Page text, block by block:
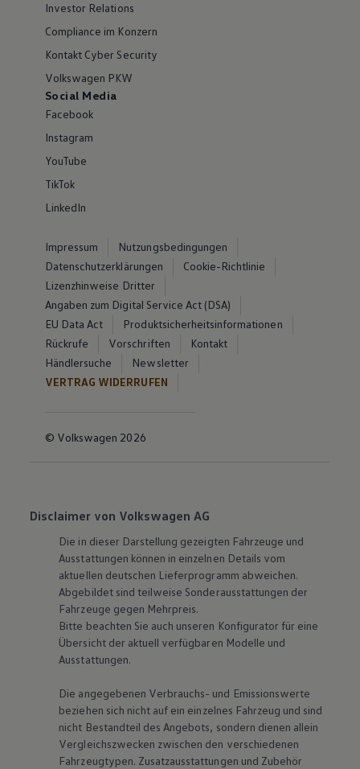
Investor Relations
Compliance im Konzern
Kontakt Cyber Security
Volkswagen PKW
Social Media
Facebook
Instagram
YouTube
TikTok
LinkedIn
Impressum
Nutzungsbedingungen
Datenschutzerklärungen
Cookie-Richtlinie
Lizenzhinweise Dritter
Angaben zum Digital Service Act (DSA)
EU Data Act
Produktsicherheitsinformationen
Rückrufe
Vorschriften
Kontakt
Händlersuche
Newsletter
VERTRAG WIDERRUFEN
© Volkswagen 2026
Disclaimer von Volkswagen AG
Die in dieser Darstellung gezeigten Fahrzeuge und
Ausstattungen können in einzelnen Details vom
aktuellen deutschen Lieferprogramm abweichen.
Abgebildet sind teilweise Sonderausstattungen der
Fahrzeuge gegen Mehrpreis.
Bitte beachten Sie auch unseren Konfigurator für eine
Übersicht der aktuell verfügbaren Modelle und
Ausstattungen.
Die angegebenen Verbrauchs- und Emissionswerte
beziehen sich nicht auf ein einzelnes Fahrzeug und sind
nicht Bestandteil des Angebots, sondern dienen allein
Vergleichszwecken zwischen den verschiedenen
Fahrzeugtypen. Zusatzausstattungen und Zubehör